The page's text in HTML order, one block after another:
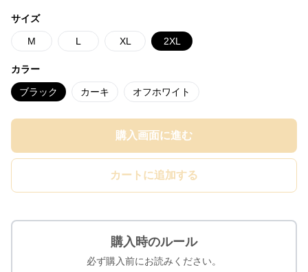
サイズ
M L XL 2XL
カラー
ブラック カーキ オフホワイト
購入画面に進む
カートに追加する
購入時のルール
必ず購入前にお読みください。